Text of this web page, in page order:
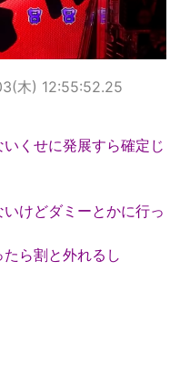
木) 12:55:52.25
くせに発展すら確定じ
けどダミーとかに行っ
ら割と外れるし